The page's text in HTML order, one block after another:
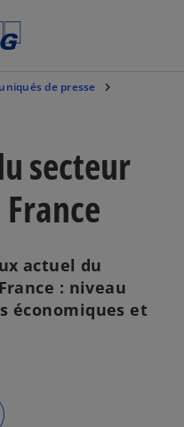
de presse
secteur
actuel du
: niveau
économiques et
’
o